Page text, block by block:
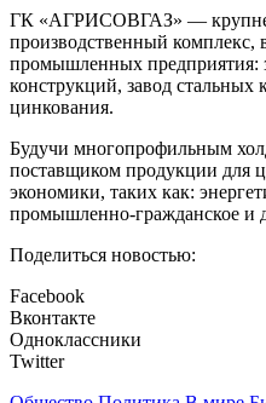
ГК «АГРИСОВГАЗ» —
производственный комплекс,
промышленных предприятия:
конструкций, завод стальных
цинкования.
Будучи многопрофильным
поставщиком продукции для
экономики, таких как:
промышленно-гражданское и
Поделиться новостью:
Facebook
Вконтакте
Одноклассники
Twitter